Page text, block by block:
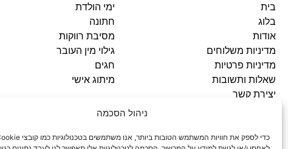
ניהול הסכמה
בית
בלוג
אודות
מדיניות משלוחים
מדיניות פרטיות
שאלות ותשובות
יצירת קשר
ימי הולדת
חתונה
מסיבת רווקות
גילוי מין העובר
חגים
מיתוג אישי